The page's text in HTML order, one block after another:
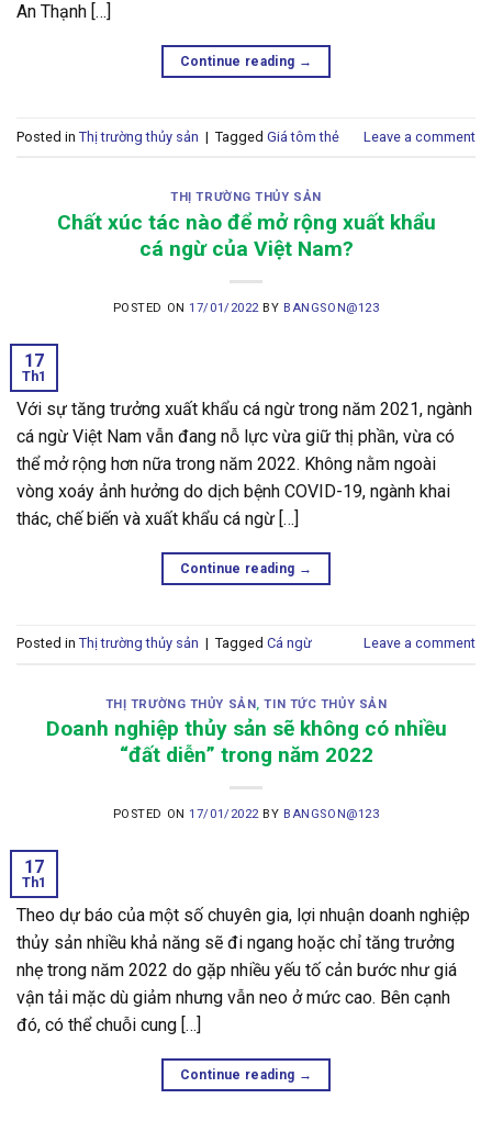
An Thạnh […]
Continue reading →
Posted in Thị trường thủy sản | Tagged Giá tôm thẻ Leave a comment
THỊ TRƯỜNG THỦY SẢN
Chất xúc tác nào để mở rộng xuất khẩu
cá ngừ của Việt Nam?
POSTED ON17/01/2022BY BANGSON@123
17
Th1
Với sự tăng trưởng xuất khẩu cá ngừ trong năm 2021, ngành
cá ngừ Việt Nam vẫn đang nỗ lực vừa giữ thị phần, vừa có
thể mở rộng hơn nữa trong năm 2022. Không nằm ngoài
vòng xoáy ảnh hưởng do dịch bệnh COVID-19, ngành khai
thác, chế biến và xuất khẩu cá ngừ […]
Continue reading →
Posted in Thị trường thủy sản | Tagged Cá ngừ Leave a comment
THỊ TRƯỜNG THỦY SẢN,TIN TỨC THỦY SẢN
Doanh nghiệp thủy sản sẽ không có nhiều
“đất diễn” trong năm 2022
POSTED ON17/01/2022BY BANGSON@123
17
Th1
Theo dự báo của một số chuyên gia, lợi nhuận doanh nghiệp
thủy sản nhiều khả năng sẽ đi ngang hoặc chỉ tăng trưởng
nhẹ trong năm 2022 do gặp nhiều yếu tố cản bước như giá
vận tải mặc dù giảm nhưng vẫn neo ở mức cao. Bên cạnh
đó, có thể chuỗi cung […]
Continue reading →